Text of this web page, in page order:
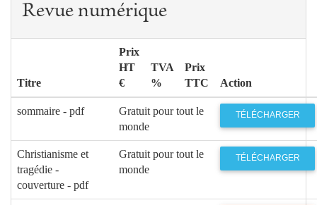
Revue numérique
Titre
Prix
HT
€
TVA
%
Prix
TTC
Action
sommaire - pdf
Gratuit pour tout le
monde
TÉLÉCHARGER
Christianisme et
tragédie -
couverture - pdf
Gratuit pour tout le
monde
TÉLÉCHARGER